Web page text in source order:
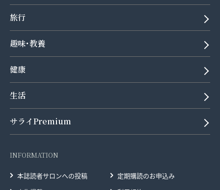
旅行
趣味･教養
健康
生活
サライPremium
INFORMATION
本誌読者サロンへの投稿
定期購読のお申込み